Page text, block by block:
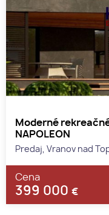
Moderné
NAPOLEON
Predaj, Vranov nad
Cena
399 000 €